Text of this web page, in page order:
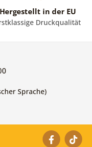
Hergestellt in der EU
Druckqualität
Sprache)